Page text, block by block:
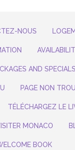
NOUS
AND SPECIALS
PAGE NON
TÉLÉCHARGEZ LE
MONACO
BOOK